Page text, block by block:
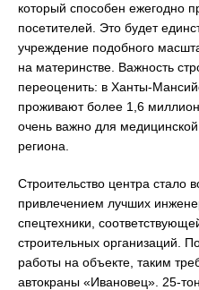
который способен ежегодно
посетителей. Это будет
учреждение подобного
на материнстве. Важность
переоценить: в Ханты-
проживают более 1,6
очень важно для
региона.
Строительство центра стало
привлечением лучших
спецтехники,
строительных организаций.
работы на объекте, таким
автокраны «Ивановец». 25-